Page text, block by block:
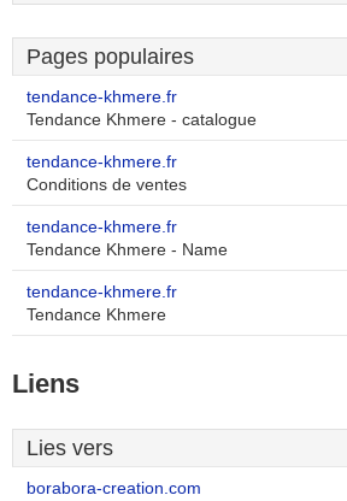
Pages populaires
tendance-khmere.fr
Tendance Khmere - catalogue
tendance-khmere.fr
Conditions de ventes
tendance-khmere.fr
Tendance Khmere - Name
tendance-khmere.fr
Tendance Khmere
Liens
Lies vers
borabora-creation.com